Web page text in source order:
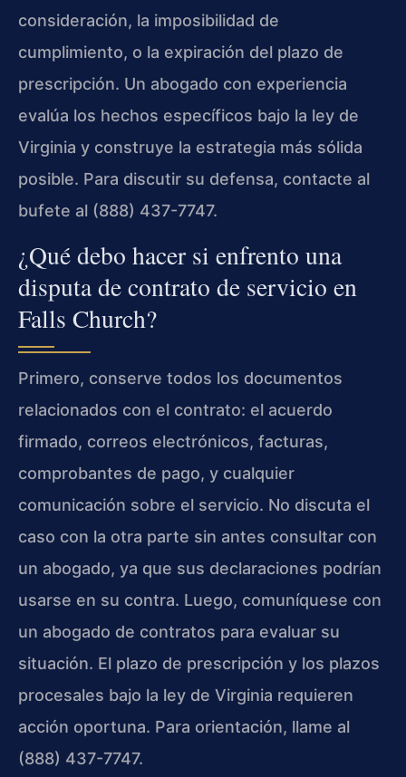
consideración, la imposibilidad de
cumplimiento, o la expiración del plazo de
prescripción. Un abogado con experiencia
evalúa los hechos específicos bajo la ley de
Virginia y construye la estrategia más sólida
posible. Para discutir su defensa, contacte al
bufete al (888) 437-7747.
¿Qué debo hacer si enfrento una
disputa de contrato de servicio en
Falls Church?
Primero, conserve todos los documentos
relacionados con el contrato: el acuerdo
firmado, correos electrónicos, facturas,
comprobantes de pago, y cualquier
comunicación sobre el servicio. No discuta el
caso con la otra parte sin antes consultar con
un abogado, ya que sus declaraciones podrían
usarse en su contra. Luego, comuníquese con
un abogado de contratos para evaluar su
situación. El plazo de prescripción y los plazos
procesales bajo la ley de Virginia requieren
acción oportuna. Para orientación, llame al
(888) 437-7747.